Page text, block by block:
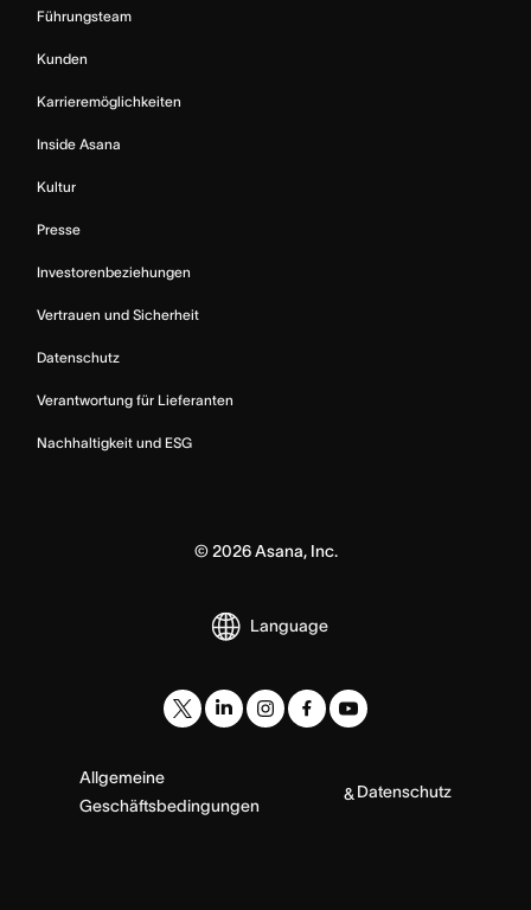
Führungsteam
Kunden
Karrieremöglichkeiten
Inside Asana
Kultur
Presse
Investorenbeziehungen
Vertrauen und Sicherheit
Datenschutz
Verantwortung für Lieferanten
Nachhaltigkeit und ESG
©2026Asana, Inc.
Language
Allgemeine
Geschäftsbedingungen
&Datenschutz